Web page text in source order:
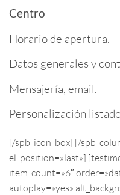
Centro
Horario de apertura.
Datos generales y
Mensajería, email.
Personalización
[/spb_icon_box] [/
el_position=»last»]
item_count=»6″
autoplay=»yes»